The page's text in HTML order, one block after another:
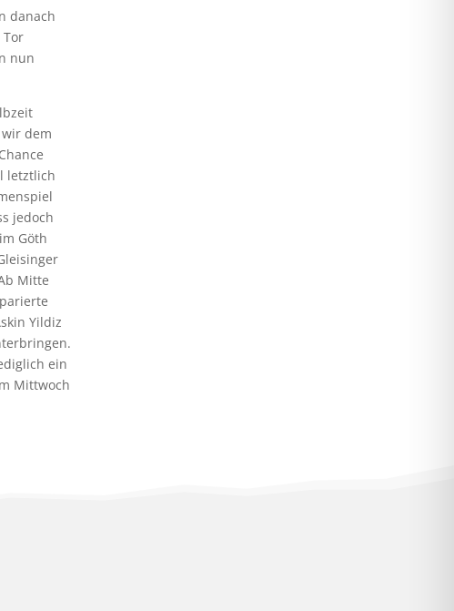
danach
Tor
nun
dem
letztlich
jedoch
Göth
Mitte
Yildiz
ein
Mittwoch